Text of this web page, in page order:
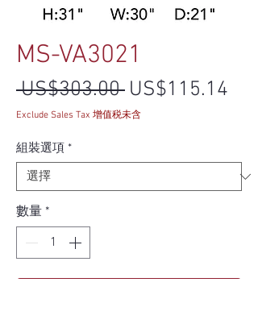
MS-VA3021
US$303.00 一般價格
US$115.14
Exclude Sales Tax 增值税未含
組裝選項 *
數量 *